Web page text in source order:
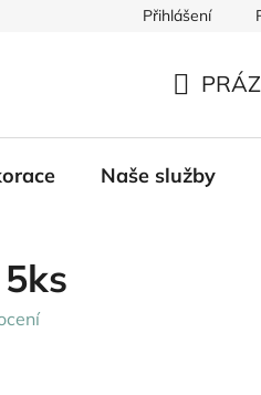
Přihlášení
KOŠÍK
Naše služby